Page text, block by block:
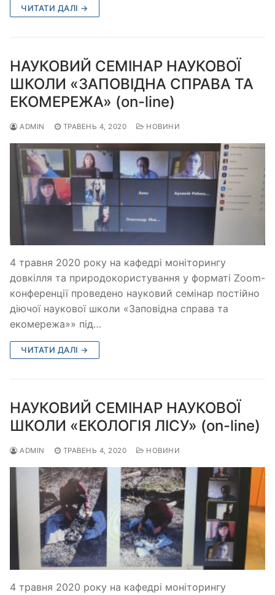
ЧИТАТИ ДАЛІ →
НАУКОВИЙ СЕМІНАР НАУКОВОЇ
ШКОЛИ «ЗАПОВІДНА СПРАВА ТА
ЕКОМЕРЕЖА» (on-line)
ADMIN ТРАВЕНЬ 4, 2020 НОВИНИ
4 травня 2020 року на кафедрі моніторингу
довкілля та природокористування у форматі Zoom-
конференції проведено науковий семінар постійно
діючої наукової школи «Заповідна справа та
екомережа»» під…
ЧИТАТИ ДАЛІ →
НАУКОВИЙ СЕМІНАР НАУКОВОЇ
ШКОЛИ «ЕКОЛОГІЯ ЛІСУ» (on-line)
ADMIN ТРАВЕНЬ 4, 2020 НОВИНИ
4 травня 2020 року на кафедрі моніторингу